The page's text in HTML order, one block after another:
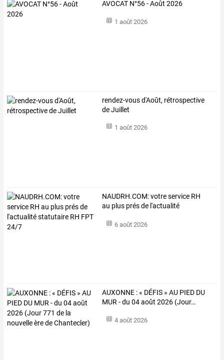
AVOCAT N°56 - Août 2026
1 août 2026
rendez-vous d'Août, rétrospective
de Juillet
1 août 2026
NAUDRH.COM:votreservice RH
au plus présde l'actualité
6 août 2026
AUXONNE :« DÉFIS » AU PIED DU
MUR-du 04août 2026 (Jour…
4 août 2026